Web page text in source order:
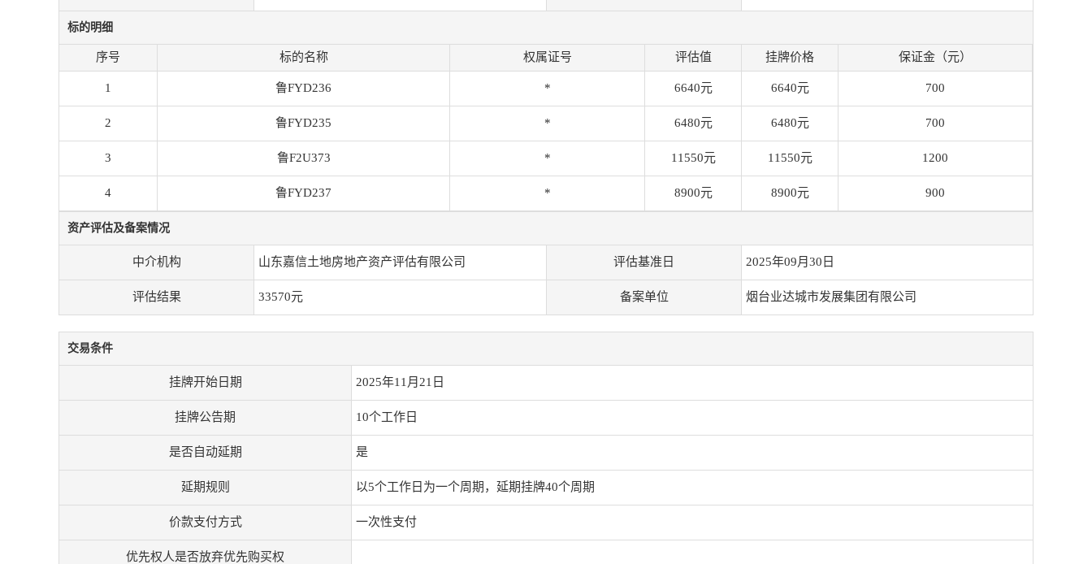
标的明细
序号 标的名称 权属证号 评估值 挂牌价格 保证金（元）
1 鲁FYD236 * 6640元 6640元 700
2 鲁FYD235 * 6480元 6480元 700
3 鲁F2U373 * 11550元 11550元 1200
4 鲁FYD237 * 8900元 8900元 900
资产评估及备案情况
中介机构 山东嘉信土地房地产资产评估有限公司 评估基准日 2025年09月30日
评估结果 33570元 备案单位 烟台业达城市发展集团有限公司
交易条件
挂牌开始日期 2025年11月21日
挂牌公告期 10个工作日
是否自动延期 是
延期规则 以5个工作日为一个周期，延期挂牌40个周期
价款支付方式 一次性支付
优先权人是否放弃优先购买权